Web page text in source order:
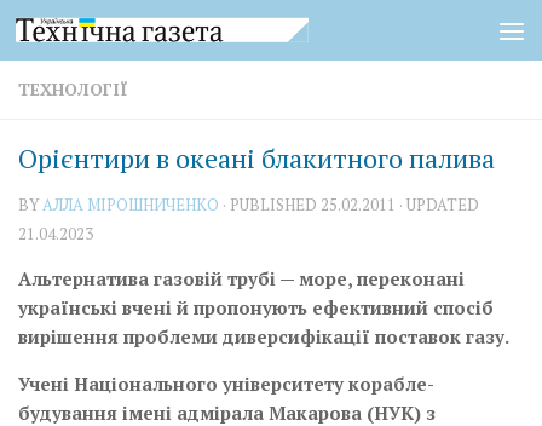
Skip to content
ТЕХНОЛОГІЇ
Орієнтири в океані блакитного палива
BYАЛЛА МІРОШНИЧЕНКО · PUBLISHED 25.02.2011 · UPDATED
21.04.2023
Альтернатива газовій трубі — море, переконані
українські вчені й пропонують ефективний спосіб
вирішення проблеми диверсифікації поставок газу.
Учені Національного університету корабле­
будування імені адмірала Макарова (НУК) з